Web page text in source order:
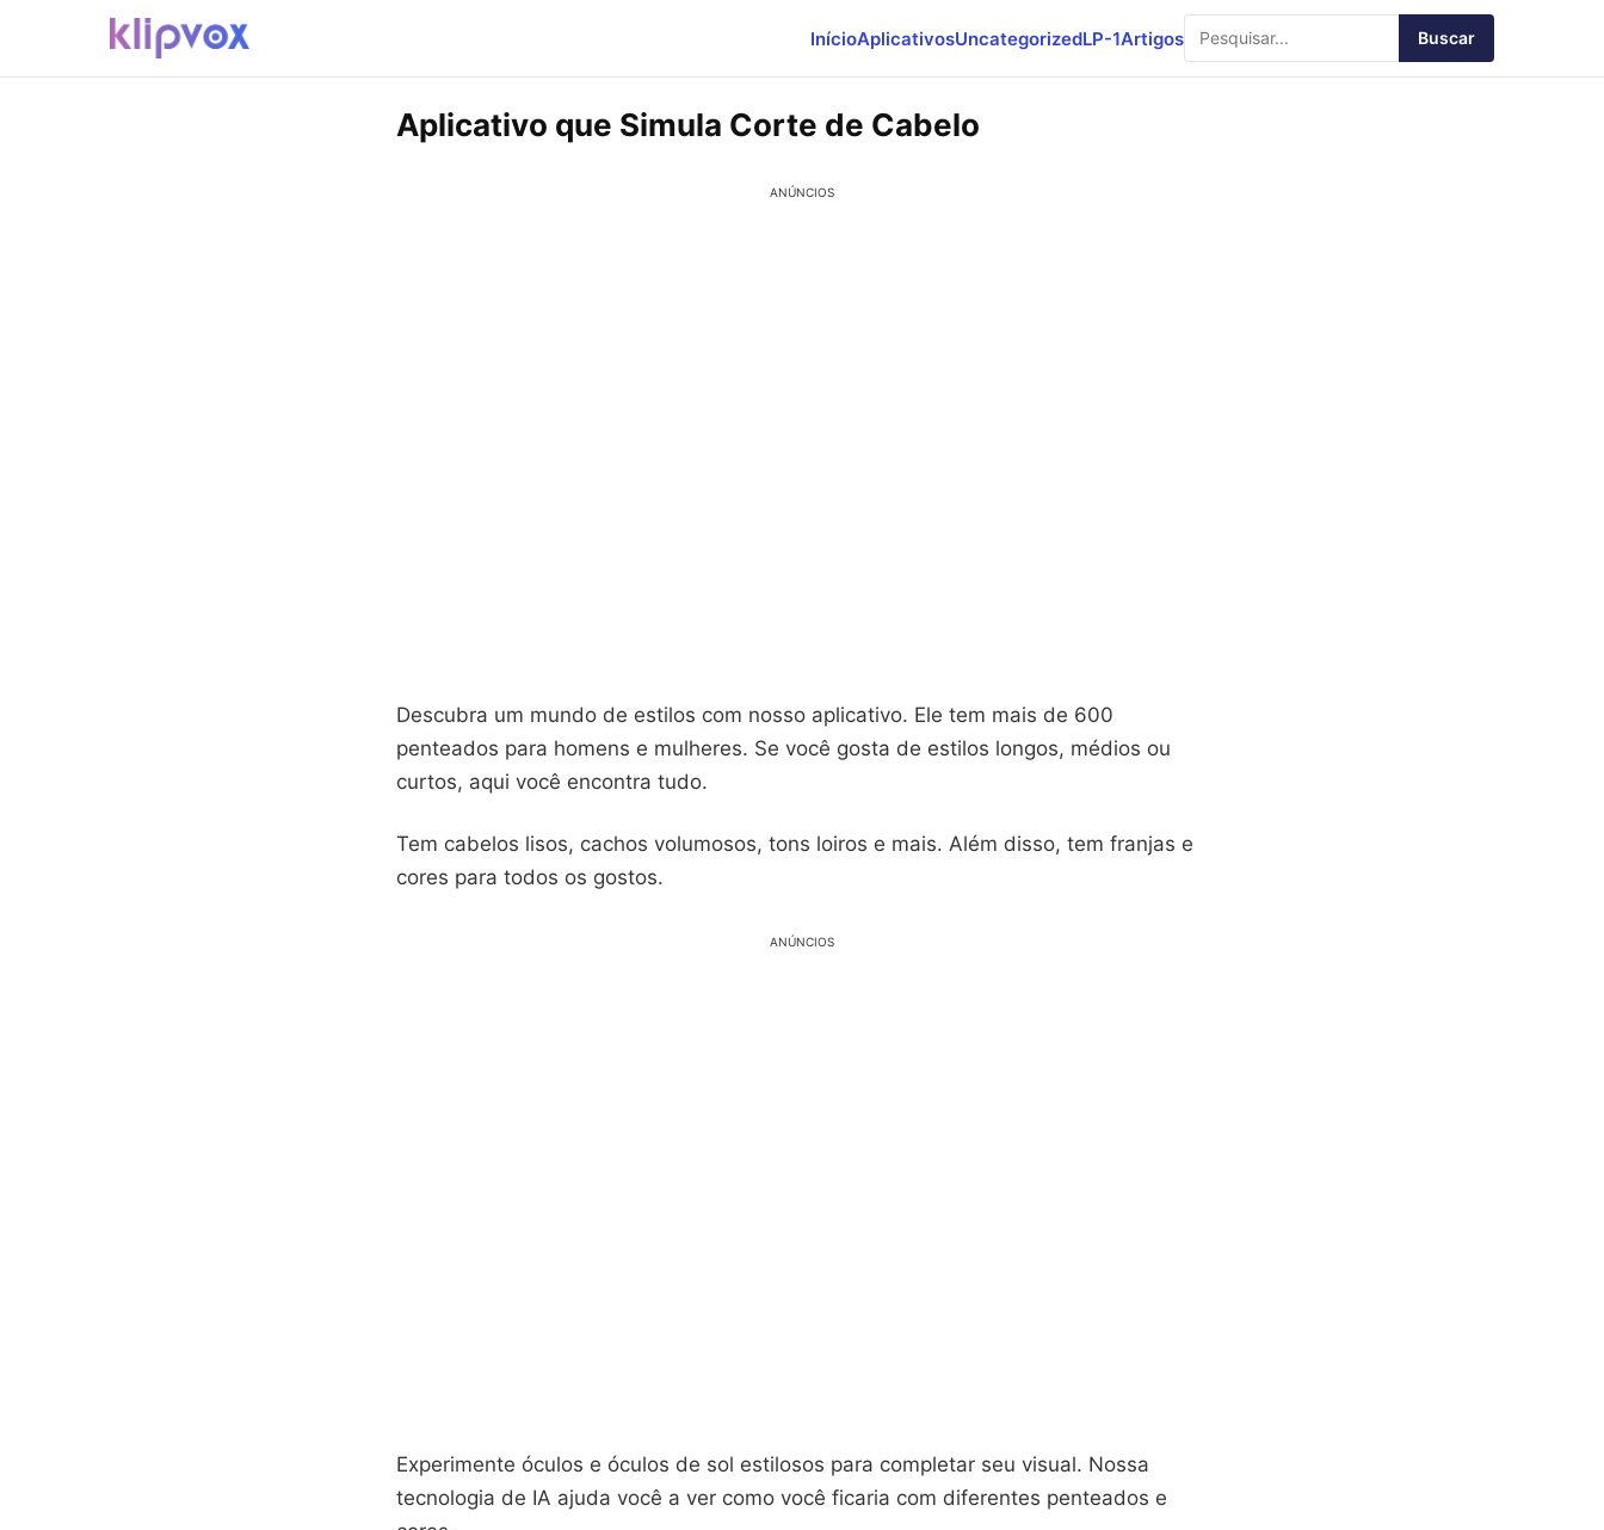
InícioAplicativosUncategorizedLP-1Artigos Buscar
Aplicativo que Simula Corte de Cabelo
ANÚNCIOS
Descubra um mundo de estilos com nosso aplicativo. Ele tem mais de 600
penteados para homens e mulheres. Se você gosta de estilos longos, médios ou
curtos, aqui você encontra tudo.
Tem cabelos lisos, cachos volumosos, tons loiros e mais. Além disso, tem franjas e
cores para todos os gostos.
ANÚNCIOS
Experimente óculos e óculos de sol estilosos para completar seu visual. Nossa
tecnologia de IA ajuda você a ver como você ficaria com diferentes penteados e